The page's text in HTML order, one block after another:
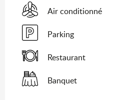
Air conditionné
Parking
Restaurant
Banquet